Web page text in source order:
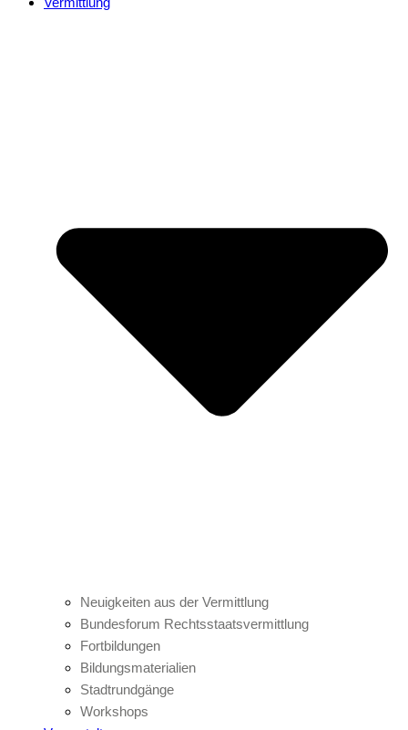
Neuigkeiten aus der Vermittlung
Bundesforum Rechtsstaatsvermittlung
Fortbildungen
Bildungsmaterialien
Stadtrundgänge
Workshops